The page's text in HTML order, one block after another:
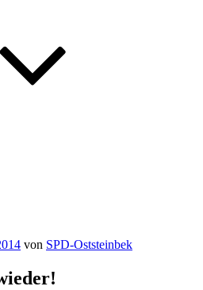
von SPD-Oststeinbek